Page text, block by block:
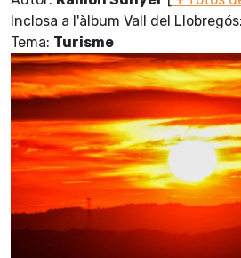
Inclosa a l'àlbum Vall del
Tema: Turisme